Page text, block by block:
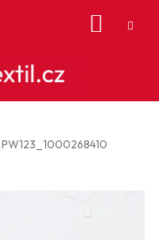
PW123_1000268410